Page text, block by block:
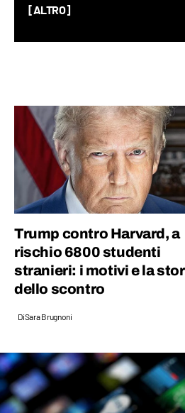
scritto un romanzo di
storie… Da bambino
Indiana Jones.
[ALTRO]
Trump contro Harvard, a
rischio 6800 studenti
stranieri: i motivi e la
dello scontro
DiSara Brugnoni